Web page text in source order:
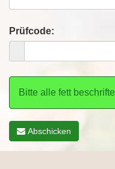
Prüfcode:
Bitte alle fett
Abschicken